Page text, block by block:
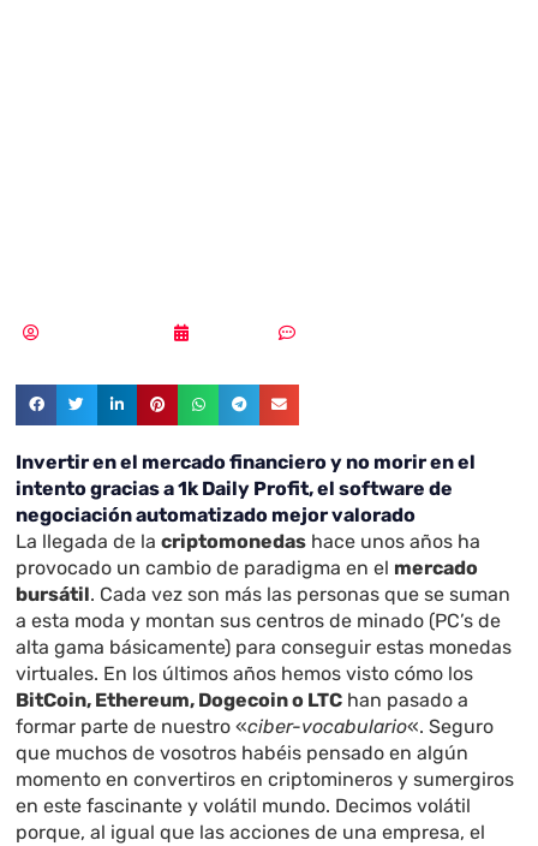
Invertir en el mercado financiero y no morir en el
intento gracias a 1k Daily Profit, el software de
negociación automatizado mejor valorado
La llegada de lacriptomonedas hace unos años ha
provocado un cambio de paradigma en el mercado
bursátil. Cada vez son más las personas que se suman
a esta moda y montan sus centros de minado (PC’s de
alta gama básicamente) para conseguir estas monedas
virtuales. En los últimos años hemos visto cómo los
BitCoin, Ethereum, Dogecoin o LTC han pasado a
formar parte de nuestro «ciber-vocabulario«. Seguro
que muchos de vosotros habéis pensado en algún
momento en convertiros en criptomineros y sumergiros
en este fascinante y volátil mundo. Decimos volátil
porque, al igual que las acciones de una empresa, el